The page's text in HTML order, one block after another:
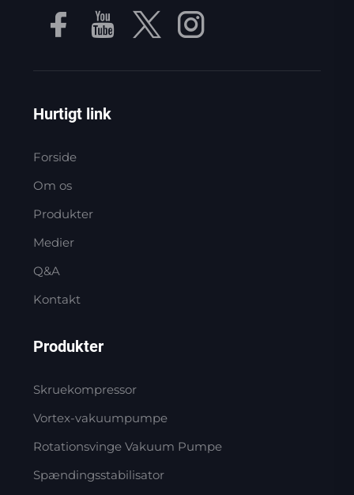
Hurtigt link
Forside
Om os
Produkter
Medier
Q&A
Kontakt
Produkter
Skruekompressor
Vortex-vakuumpumpe
Rotationsvinge Vakuum Pumpe
Spændingsstabilisator